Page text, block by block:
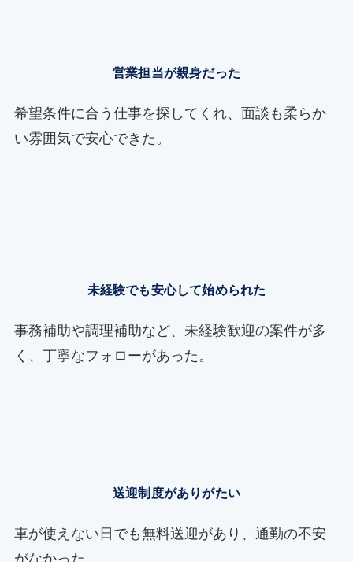
営業担当が親身だった
希望条件に合う仕事を探してくれ、面談も柔らか
い雰囲気で安心できた。
未経験でも安心して始められた
事務補助や調理補助など、未経験歓迎の案件が多
く、丁寧なフォローがあった。
送迎制度がありがたい
車が使えない日でも無料送迎があり、通勤の不安
がなかった。